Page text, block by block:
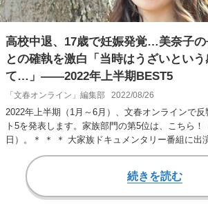
高校中退、17歳で妊娠発覚…美奈子
との確執を激白「当時はうざいという
て…」――2022年上半期BEST5
「文春オンライン」編集部 2022/08/26
2022年上半期（1月～6月）、文春オンラインで
ト5を発表します。家族部門の第5位は、こちら
日）。＊ ＊ ＊ 大家族ドキュメンタリー番組に
続きを読む